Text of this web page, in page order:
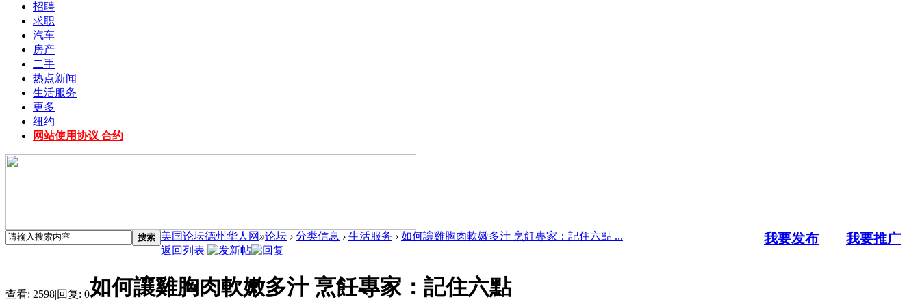
招聘
求职
汽车
房产
二手
热点新闻
生活服务
更多
纽约
网站使用协议 合约
搜索 我要发布 我要推广
美国论坛德州华人网 »论坛 › 分类信息 › 生活服务 › 如何讓雞胸肉軟嫩多汁 烹飪專家：記住六點 ...
返回列表
查看: 2598|回复: 0如何讓雞胸肉軟嫩多汁 烹飪專家：記住六點